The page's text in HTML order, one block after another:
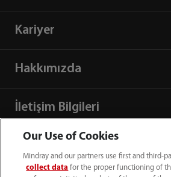
Kariyer
Hakkımızda
İletişim Bilgileri
Our Use of Cookies
Mindray and our partners use first and third-
collect data for the proper functioning of